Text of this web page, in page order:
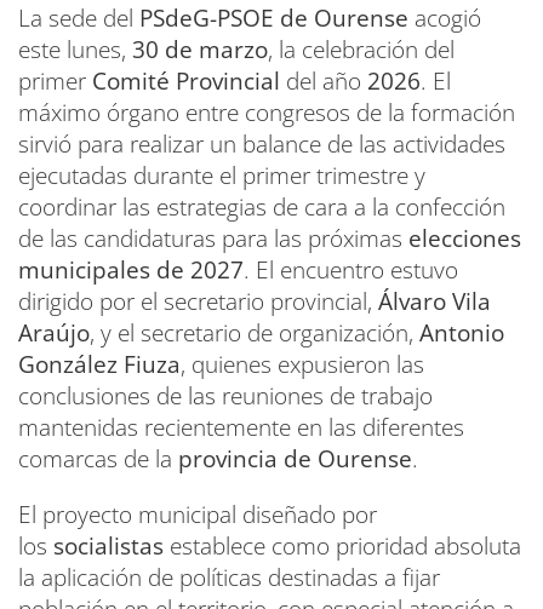
La sede del PSdeG-PSOE de Ourense acogió
este lunes, 30 de marzo, la celebración del
primer Comité Provincial del año 2026. El
máximo órgano entre congresos de la formación
sirvió para realizar un balance de las actividades
ejecutadas durante el primer trimestre y
coordinar las estrategias de cara a la confección
de las candidaturas para las próximas elecciones
municipales de 2027. El encuentro estuvo
dirigido por el secretario provincial, Álvaro Vila
Araújo, y el secretario de organización, Antonio
González Fiuza, quienes expusieron las
conclusiones de las reuniones de trabajo
mantenidas recientemente en las diferentes
comarcas de la provincia de Ourense.
El proyecto municipal diseñado por
los socialistas establece como prioridad absoluta
la aplicación de políticas destinadas a fijar